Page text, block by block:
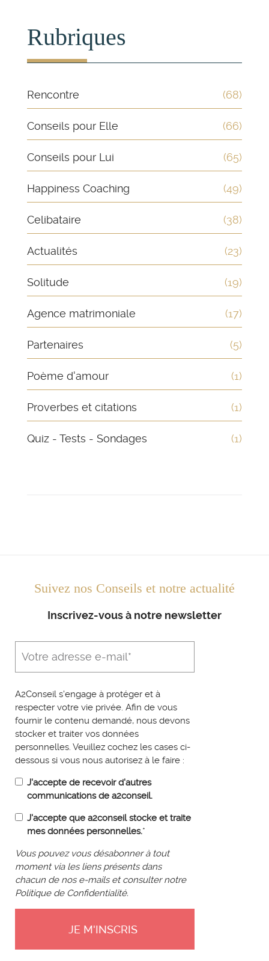
Rubriques
Rencontre (68)
Conseils pour Elle (66)
Conseils pour Lui (65)
Happiness Coaching (49)
Celibataire (38)
Actualités (23)
Solitude (19)
Agence matrimoniale (17)
Partenaires (5)
Poème d'amour (1)
Proverbes et citations (1)
Quiz - Tests - Sondages (1)
Suivez nos Conseils et notre actualité
Inscrivez-vous à notre newsletter
A2Conseil s'engage à protéger et à
respecter votre vie privée. Afin de vous
fournir le contenu demandé, nous devons
stocker et traiter vos données
personnelles. Veuillez cochez les cases ci-
dessous si vous nous autorisez à le faire :
J'accepte de recevoir d'autres
communications de a2conseil.
J'accepte que a2conseil stocke et traite
mes données personnelles.*
Vous pouvez vous désabonner à tout
moment via les liens présents dans
chacun de nos e-mails et consulter notre
Politique de Confidentialité.